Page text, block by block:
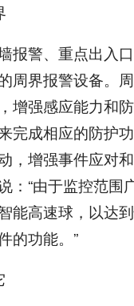
警、重点出入口
周界报警设备。
增强感应能力和
完成相应的防护
，增强事件应对
：“由于监控范围
能高速球，以达到
的功能。”